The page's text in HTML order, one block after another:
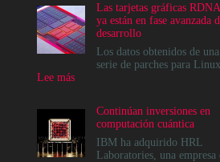
infraestructuras
de
IA
que
comunidad
Las tarjetas gráficas
ya están en fase avanzada
desarrollo
Los datos obtenidos de una
serie de parches para
Lee más:
gráficas
RDNA
5
ya
Continúan inversiones en
computación cuántica
IBM ha adquirido HRL
Laboratories, una empresa